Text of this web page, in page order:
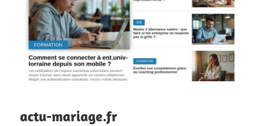
actu-mariage.fr